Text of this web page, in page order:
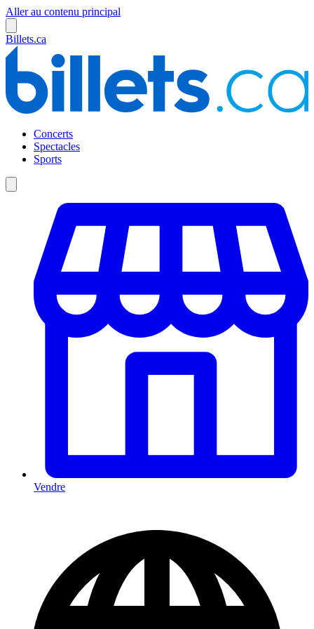
Aller au contenu principal
Billets.ca
Concerts
Spectacles
Sports
Vendre